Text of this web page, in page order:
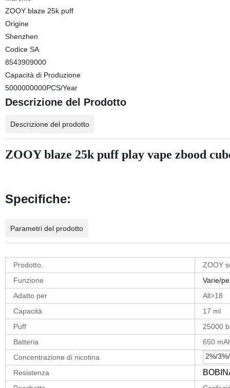
ZOOY blaze 25k puff
Origine
Shenzhen
Codice SA
8543909000
Capacità di Produzione
5000000000PCS/Year
Descrizione del Prodotto
Descrizione del prodotto
ZOOY blaze 25k puff play vape zbood
Specifiche:
Parametri del prodotto
Prodotto.
ZOOY
Funzione
Varie/
Adatto per
All>18
Capacità
17 ml
Puff
25000
Batteria
650
Concentrazione di nicotina
2%/
Resistenza